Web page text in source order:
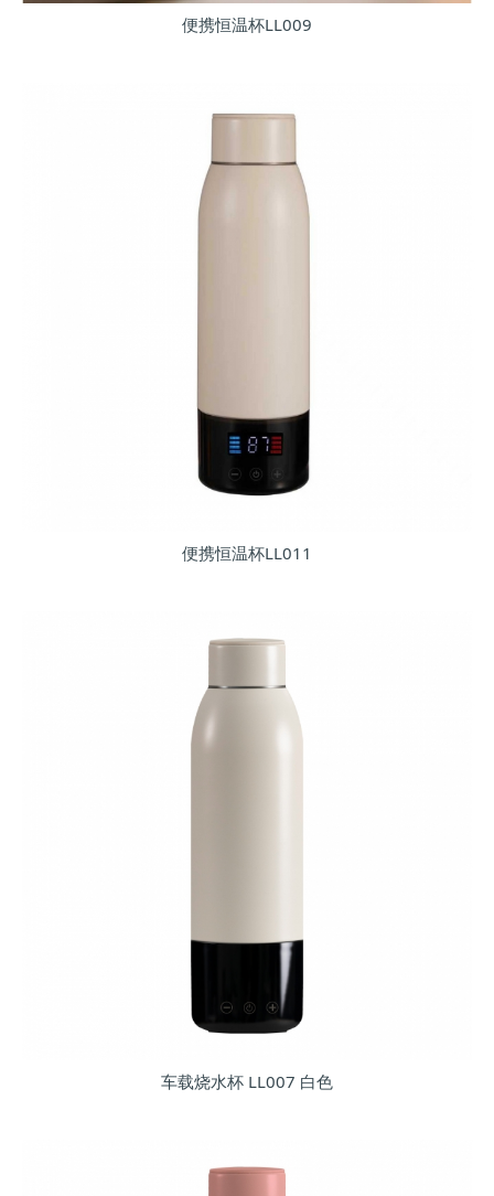
便携恒温杯LL009
便携恒温杯LL011
车载烧水杯 LL007 白色